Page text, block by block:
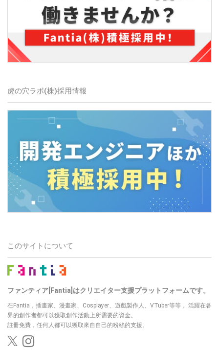
虎の穴ラボ(株)採用情報
このサイトについて
ファンティア[Fantia]はクリエイター支援プラットフォームです。
在Fantia，插畫家、漫畫家、Cosplayer、遊戲製作人、VTuber等等， 活躍在各
界的創作者都可以獲取創作活動上所需要的資金。
註冊免費，任何人都可以獲取來自自己的粉絲的支援。